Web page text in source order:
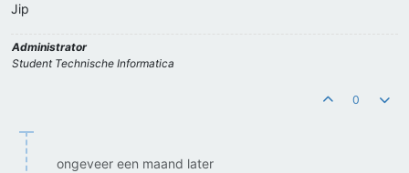
Jip
Administrator
Student Technische Informatica
0
ongeveer een maand later